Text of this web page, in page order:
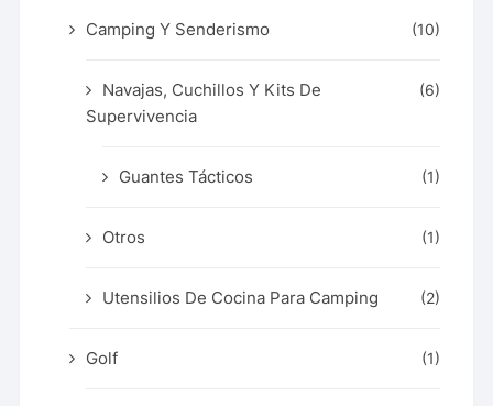
Camping Y Senderismo (10)
Navajas, Cuchillos Y Kits De
Supervivencia
(6)
Guantes Tácticos (1)
Otros (1)
Utensilios De Cocina Para Camping (2)
Golf (1)